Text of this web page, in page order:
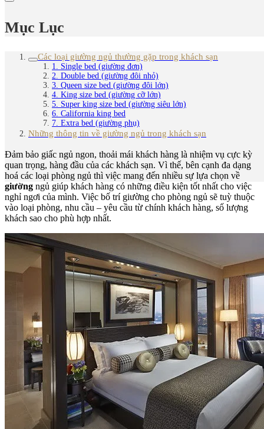
Mục Lục
Các loại giường ngủ thường gặp trong khách sạn
1. Single bed (giường đơn)
2. Double bed (giường đôi nhỏ)
3. Queen size bed (giường đôi lớn)
4. King size bed (giường cỡ lớn)
5. Super king size bed (giường siêu lớn)
6. California king bed
7. Extra bed (giường phụ)
Những thông tin về giường ngủ trong khách sạn
Đảm bảo giấc ngủ ngon, thoải mái khách hàng là nhiệm vụ cực kỳ
quan trọng, hàng đầu của các khách sạn. Vì thế, bên cạnh đa dạng
hoá các loại phòng ngủ thì việc mang đến nhiều sự lựa chọn về
giường ngủ giúp khách hàng có những điều kiện tốt nhất cho việc
nghỉ ngơi của mình. Việc bố trí giường cho phòng ngủ sẽ tuỳ thuộc
vào loại phòng, nhu cầu – yêu cầu từ chính khách hàng, số lượng
khách sao cho phù hợp nhất.